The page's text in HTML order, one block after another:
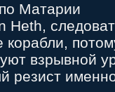
Матарии
Heth,
взрывной
именно